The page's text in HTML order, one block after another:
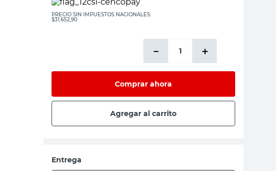
PRECIO SIN IMPUESTOS NACIONALES:
$31.652,90
＋
－
Comprar ahora
Agregar al carrito
Entrega